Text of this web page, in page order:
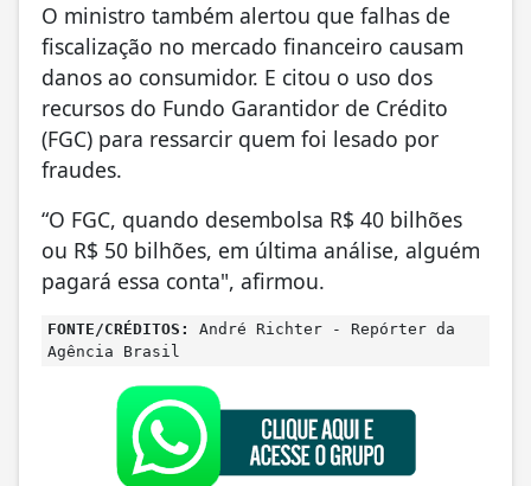
O ministro também alertou que falhas de
fiscalização no mercado financeiro causam
danos ao consumidor. E citou o uso dos
recursos do Fundo Garantidor de Crédito
(FGC) para ressarcir quem foi lesado por
fraudes.
“O FGC, quando desembolsa R$ 40 bilhões
ou R$ 50 bilhões, em última análise, alguém
pagará essa conta", afirmou.
FONTE/CRÉDITOS:
André Richter - Repórter da
Agência Brasil